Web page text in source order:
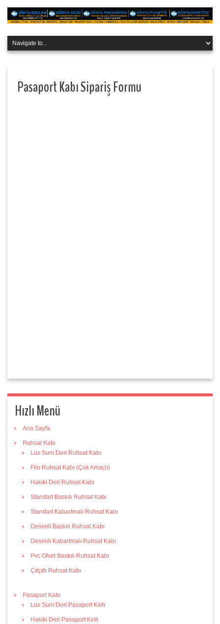
Pasaport Kabı Sipariş Formu
Hızlı Menü
Ana Sayfa
Ruhsat Kabı
Lüx Suni Deri Ruhsat Kabı
Filo Ruhsat Kabı (Çok Amaçlı)
Hakiki Deri Ruhsat Kabı
Standart Baskılı Ruhsat Kabı
Standart Kabartmalı Ruhsat Kabı
Desenli Baskılı Ruhsat Kabı
Desenli Kabartmalı Ruhsat Kabı
Pvc Ofset Baskılı Ruhsat Kabı
Çıtçıtlı Ruhsat Kabı
Pasaport Kabı
Lüx Suni Deri Pasaport Kılıfı
Hakiki Deri Pasaport Kılıfı